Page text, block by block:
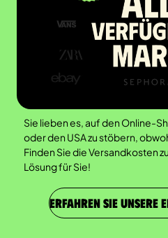
Sie lieben es, auf den Online-
oder den USA zu stöbern,
Finden Sie die Versandkosten
Lösung für Sie!
ERFAHREN SIE UNSERE